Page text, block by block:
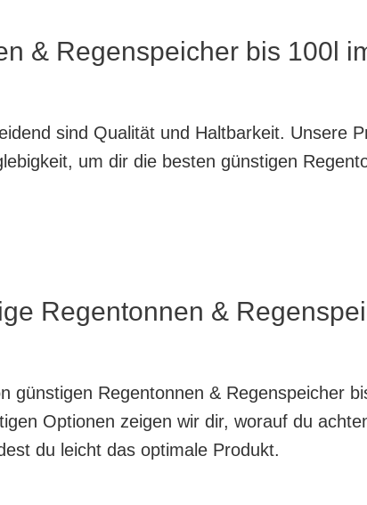
& Regenspeicher bis 100l
sind Qualität und Haltbarkeit. Unsere
um dir die besten günstigen
Regentonnen &
günstigen Regentonnen & Regenspeicher
Optionen zeigen wir dir, worauf du
du leicht das optimale Produkt.